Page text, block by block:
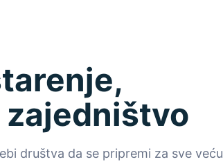
društva da se pripremi za sve veću